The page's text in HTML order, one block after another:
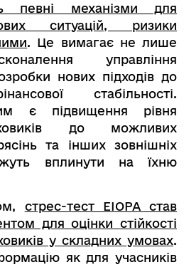
певні механізми для
ситуацій, ризики
. Це вимагає не лише
управління
нових підходів до
стабільності.
є підвищення рівня
до можливих
та інших зовнішніх
вплинути на їхню
стрес-тест EIOPA став
для оцінки стійкості
у складних умовах.
як для учасників